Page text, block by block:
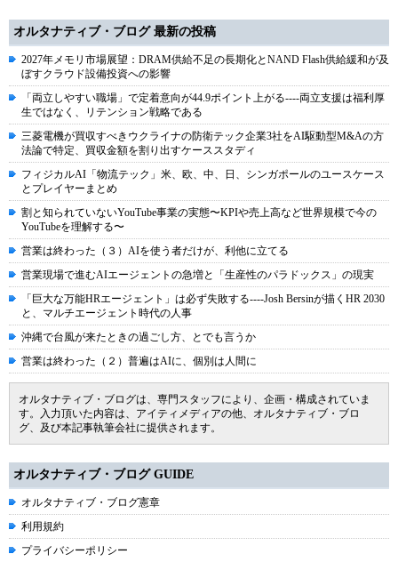
オルタナティブ・ブログ 最新の投稿
2027年メモリ市場展望：DRAM供給不足の長期化とNAND Flash供給緩和が及
ぼすクラウド設備投資への影響
「両立しやすい職場」で定着意向が44.9ポイント上がる----両立支援は福利厚
生ではなく、リテンション戦略である
三菱電機が買収すべきウクライナの防衛テック企業3社をAI駆動型M&Aの方
法論で特定、買収金額を割り出すケーススタディ
フィジカルAI「物流テック」米、欧、中、日、シンガポールのユースケース
とプレイヤーまとめ
割と知られていないYouTube事業の実態〜KPIや売上高など世界規模で今の
YouTubeを理解する〜
営業は終わった（３）AIを使う者だけが、利他に立てる
営業現場で進むAIエージェントの急増と「生産性のパラドックス」の現実
「巨大な万能HRエージェント」は必ず失敗する----Josh Bersinが描くHR 2030
と、マルチエージェント時代の人事
沖縄で台風が来たときの過ごし方、とでも言うか
営業は終わった（２）普遍はAIに、個別は人間に
オルタナティブ・ブログは、専門スタッフにより、企画・構成されていま
す。入力頂いた内容は、アイティメディアの他、オルタナティブ・ブロ
グ、及び本記事執筆会社に提供されます。
オルタナティブ・ブログ GUIDE
オルタナティブ・ブログ憲章
利用規約
プライバシーポリシー